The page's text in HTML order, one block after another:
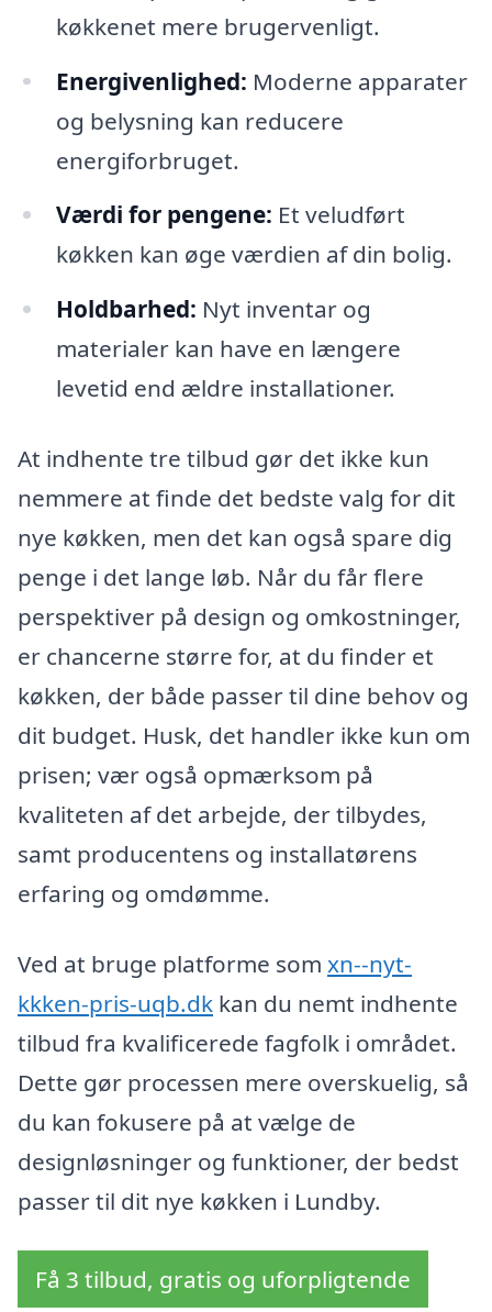
køkkenet mere brugervenligt.
Energivenlighed: Moderne apparater
og belysning kan reducere
energiforbruget.
Værdi for pengene: Et veludført
køkken kan øge værdien af din bolig.
Holdbarhed: Nyt inventar og
materialer kan have en længere
levetid end ældre installationer.
At indhente tre tilbud gør det ikke kun
nemmere at finde det bedste valg for dit
nye køkken, men det kan også spare dig
penge i det lange løb. Når du får flere
perspektiver på design og omkostninger,
er chancerne større for, at du finder et
køkken, der både passer til dine behov og
dit budget. Husk, det handler ikke kun om
prisen; vær også opmærksom på
kvaliteten af det arbejde, der tilbydes,
samt producentens og installatørens
erfaring og omdømme.
Ved at bruge platforme som xn--nyt-
kkken-pris-uqb.dk kan du nemt indhente
tilbud fra kvalificerede fagfolk i området.
Dette gør processen mere overskuelig, så
du kan fokusere på at vælge de
designløsninger og funktioner, der bedst
passer til dit nye køkken i Lundby.
Få 3 tilbud, gratis og uforpligtende